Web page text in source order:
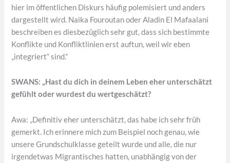
hier im öffentlichen Diskurs häufig polemisiert und anders
dargestellt wird. Naika Fouroutan oder Aladin El Mafaalani
beschreiben es diesbezüglich sehr gut, dass sich bestimmte
Konflikte und Konfliktlinien erst auftun, weil wir eben
„integriert“ sind.”
SWANS: „Hast du dich in deinem Leben eher unterschätzt
gefühlt oder wurdest du wertgeschätzt?
Awa: „Definitiv eher unterschätzt, das habe ich sehr früh
gemerkt. Ich erinnere mich zum Beispiel noch genau, wie
unsere Grundschulklasse geteilt wurde und alle, die nur
irgendetwas Migrantisches hatten, unabhängig von der